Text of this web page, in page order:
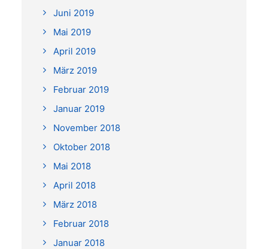
Juni 2019
Mai 2019
April 2019
März 2019
Februar 2019
Januar 2019
November 2018
Oktober 2018
Mai 2018
April 2018
März 2018
Februar 2018
Januar 2018